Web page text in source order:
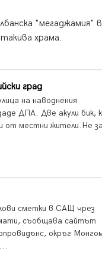
"мегаджамия" в
храма.
град
на наводнения
ДПА. Две акули бик,
от местни жители.Не
сметки в САЩ чрез
съобщава сайтът
окръг